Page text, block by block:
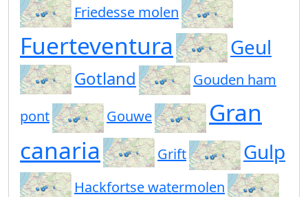
Friedesse molen
Fuerteventura Geul
Gotland
Gouden ham
pont
Gouwe
Gran
canaria
Grift Gulp
Hackfortse watermolen